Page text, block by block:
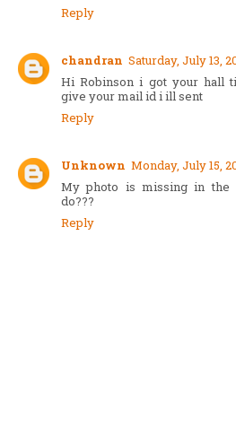
Reply
chandran Saturday, July 13,
Hi Robinson i got your hall
give your mail id i ill sent
Reply
Unknown Monday, July 15,
My photo is missing in
do???
Reply